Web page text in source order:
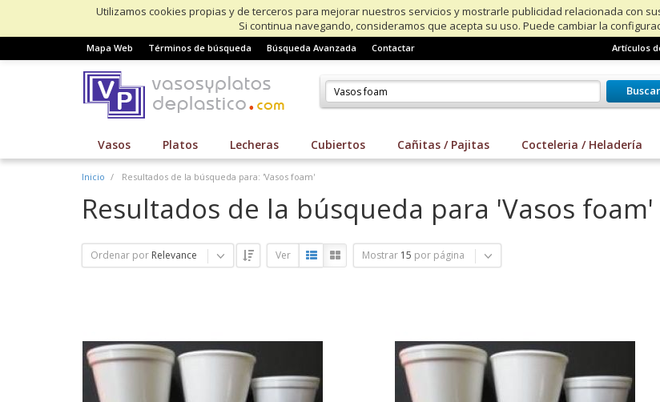
Utilizamos cookies propias y de terceros para mejorar nuestros servicios y mostrarle publicidad relacionada con
Si continua navegando, consideramos que acepta su uso. Puede cambiar la
Mapa Web Términos de búsqueda Búsqueda Avanzada Contactar Artículos
Buscar
Vasos Platos Lecheras Cubiertos Cañitas / Pajitas Cocteleria / Heladería
Inicio Resultados de la búsqueda para: 'Vasos foam'
Resultados de la búsqueda para 'Vasos foam'
Ordenar por Relevance Ver Mostrar 15 por página